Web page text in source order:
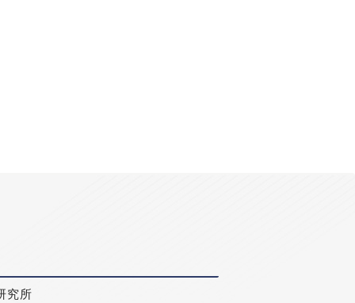
究所